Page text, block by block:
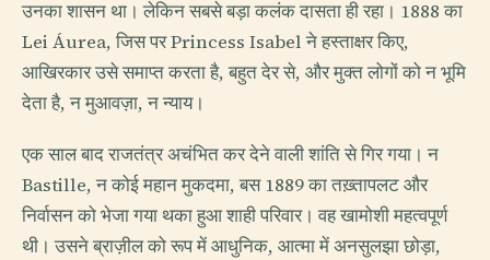
उनका शासन था। लेकिन सबसे बड़ा कलंक दासता ही रहा। 1888 का
Lei Áurea, जिस पर Princess Isabel ने हस्ताक्षर किए,
आखिरकार उसे समाप्त करता है, बहुत देर से, और मुक्त लोगों को न भूमि
देता है, न मुआवज़ा, न न्याय।
एक साल बाद राजतंत्र अचंभित कर देने वाली शांति से गिर गया। न
Bastille, न कोई महान मुकदमा, बस 1889 का तख़्तापलट और
निर्वासन को भेजा गया थका हुआ शाही परिवार। वह खामोशी महत्वपूर्ण
थी। उसने ब्राज़ील को रूप में आधुनिक, आत्मा में अनसुलझा छोड़ा,